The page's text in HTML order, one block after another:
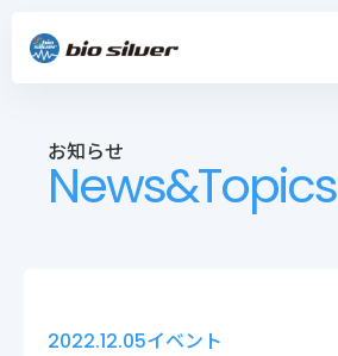
製品紹介
技術紹介・OEM
お知らせ
News&Topics
2022.12.05イベント